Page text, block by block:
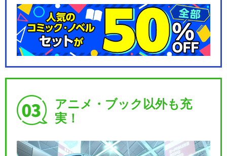
閉じる
アニメ・ブック以外も充
実！